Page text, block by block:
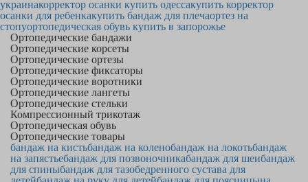
украинакорректор осанки купить одессакупить корректор
осанки для ребенкакупить бандаж для плечаортез на
стопуортопедическая обувь купить в запорожье
Ортопедические бандажи
Ортопедические корсеты
Ортопедические ортезы
Ортопедические фиксаторы
Ортопедические воротники
Ортопедические лангеты
Ортопедические стельки
Компрессионный трикотаж
Ортопедическая обувь
Ортопедические товары
бандаж на кистьбандаж на коленобандаж на локотьбандаж
на запястьебандаж для позвоночникабандаж для шеибандаж
для спиныбандаж для тазобедренного сустава для